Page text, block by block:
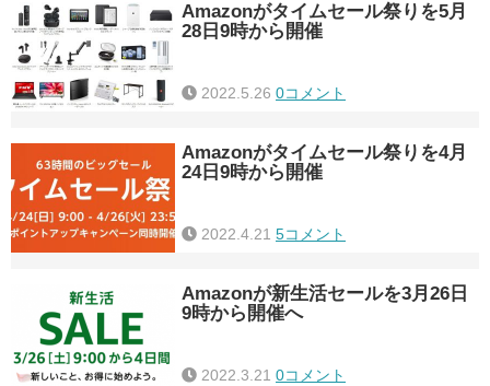
Amazonがタイムセール祭りを5月
28日9時から開催
2022.5.26 0コメント
Amazonがタイムセール祭りを4月
24日9時から開催
2022.4.21 5コメント
Amazonが新生活セールを3月26日
9時から開催へ
2022.3.21 0コメント